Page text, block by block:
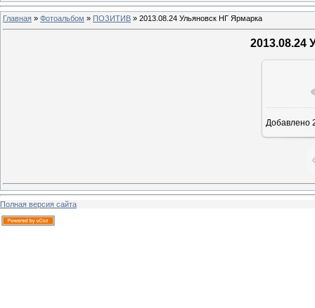
Главная » Фотоальбом » ПОЗИТИВ » 2013.08.24 Ульяновск НГ Ярмарка
2013.08.24
В
Добавлено
Полная версия сайта